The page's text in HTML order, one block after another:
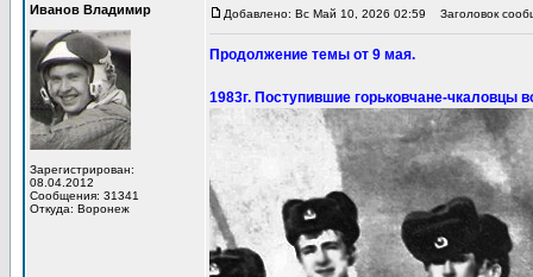
Иванов Владимир
Зарегистрирован:
08.04.2012
Сообщения: 31341
Откуда: Воронеж
Добавлено: Вс Май 10, 2026 02:59 Заголовок
Продолжение темы от 9 мая.
1983г. Поступившие горьковчане-чкаловцы